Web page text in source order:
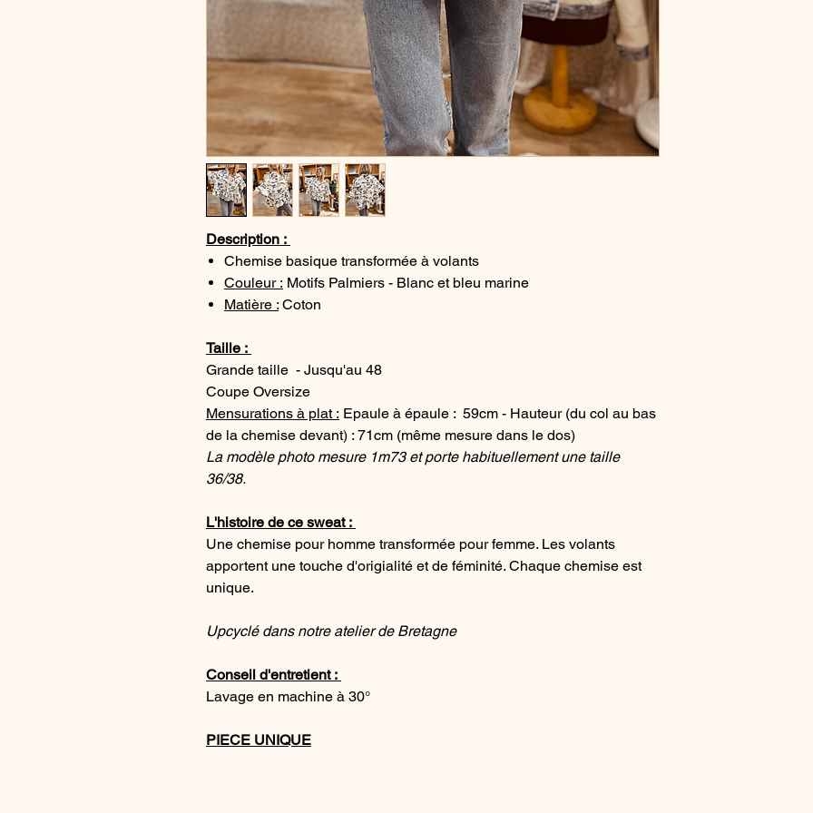
Description :
Chemise basique transformée à volants
Couleur : Motifs Palmiers - Blanc et bleu marine
Matière : Coton
Taille :
Grande taille - Jusqu'au 48
Coupe Oversize
Mensurations à plat : Epaule à épaule : 59cm - Hauteur (du col au bas
de la chemise devant) : 71cm (même mesure dans le dos)
La modèle photo mesure 1m73 et porte habituellement une taille
36/38.
L'histoire de ce sweat :
Une chemise pour homme transformée pour femme. Les volants
apportent une touche d'origialité et de féminité. Chaque chemise est
unique.
Upcyclé dans notre atelier de Bretagne
Conseil d'entretient :
Lavage en machine à 30°
PIECE UNIQUE